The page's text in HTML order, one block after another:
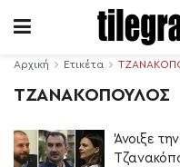
Αρχική Ετικέτα
ΤΖΑΝΑΚΟΠΟΥΛΟΣ
Άνοιξε